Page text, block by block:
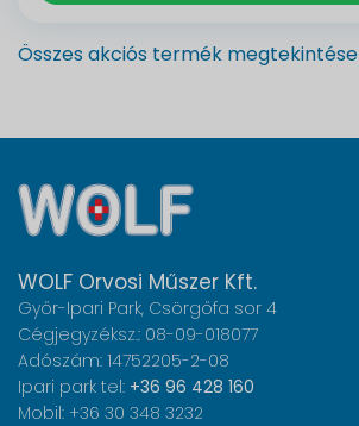
Összes akciós termék megtekintése
WOLF Orvosi Műszer Kft.
Győr-Ipari Park, Csörgőfa sor 4
Cégjegyzéksz.: 08-09-018077
Adószám: 14752205-2-08
Ipari park tel: +36 96 428 160
Mobil: +36 30 348 3232